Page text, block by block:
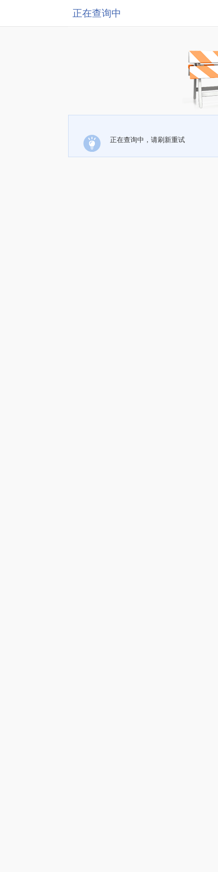
正在查询中
正在查询中，请刷新重试